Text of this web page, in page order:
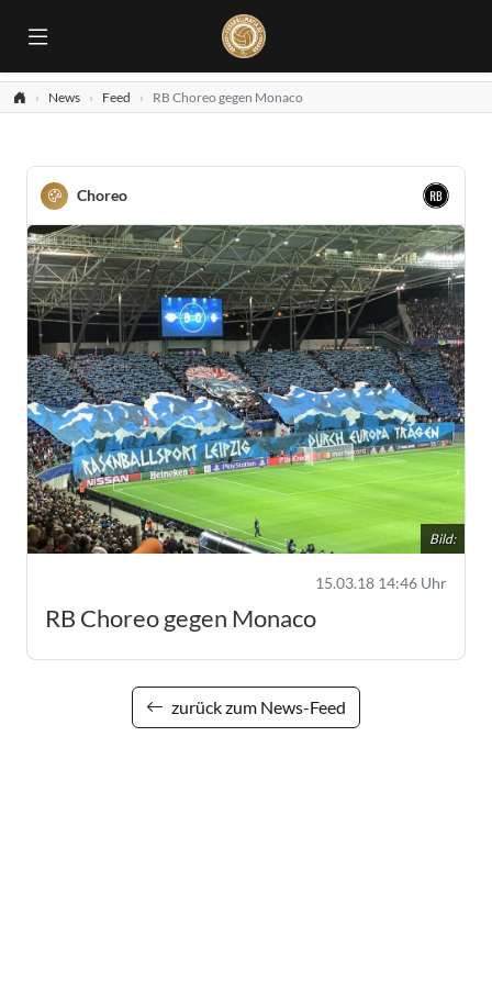
News Feed RB Choreo gegen Monaco
Choreo
Bild:
15.03.18 14:46 Uhr
RB Choreo gegen Monaco
zurück zum News-Feed